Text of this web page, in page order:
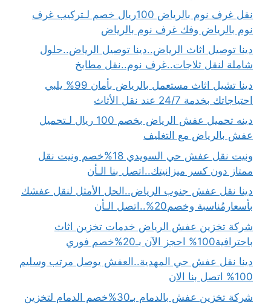
نقل غرف نوم بالرياض 100ريال خصم لـتركيب غرف
نوم بالرياض وفك غرف نوم بالرياض
دينا توصيل اثاث الرياض..دينا توصيل الرياض..حلول
شاملة لنقل ثلاجات..غرف نوم..نقل مطابخ
دينا تشيل اثاث مستعمل بالرياض بأمان 99% يلبي
احتياجاتك بخدمة 24/7 عند نقل الأثاث
دينه تحميل عفش الرياض بخصم 100 ريال لـتحميل
عفش بالرياض مع التغليف
ونيت نقل عفش حي السويدي 18%خصم ونيت نقل
ممتاز دون كسر ميزانيتك..اتصل بنا الـأن
دينا نقل عفش جنوب الرياض..الحل الأمثل لنقل عفشك
بأسعارمُناسبة وخصم20%..اتصل الـأن
شركة تخزين عفش الرياض خدمات تخزين اثاث
باحترافية100% احجز الآن بـ20%خصم فوري
دينا نقل عفش حي المهدية..العفش يوصل مرتب وسليم
100% اتصل بنا الان
شركة تخزين عفش بالدمام بـ30%خصم الدمام لتخزين